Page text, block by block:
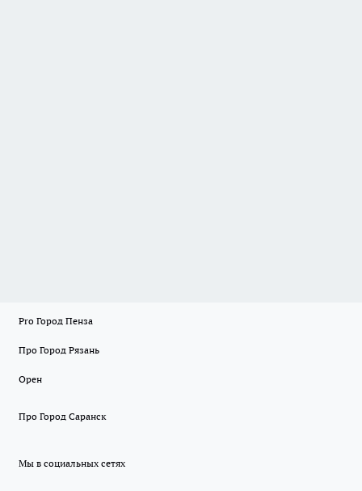
Pro Город Пенза
Про Город Рязань
Орен
Про Город Саранск
Мы в социальных сетях